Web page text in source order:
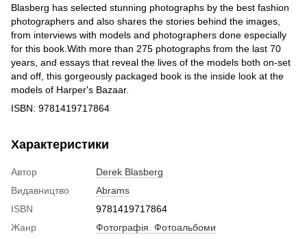
Blasberg has selected stunning photographs by the best fashion
photographers and also shares the stories behind the images,
from interviews with models and photographers done especially
for this book.With more than 275 photographs from the last 70
years, and essays that reveal the lives of the models both on-set
and off, this gorgeously packaged book is the inside look at the
models of Harper's Bazaar.
ISBN: 9781419717864
Характеристики
Автор
Derek Blasberg
Видавництво
Abrams
ISBN
9781419717864
Жанр
Фотографія. Фотоальбоми